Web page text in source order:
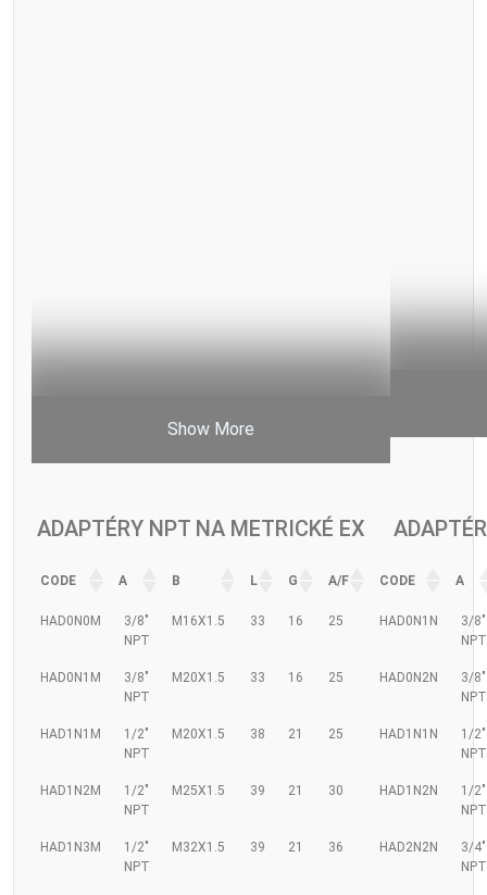
ADAPTÉRY NPT NA METRICKÉ EX
CODE A B L G A/F
HAD0N0M
3/8"
NPT
M16X1.5 33 16 25
HAD0N1M
3/8"
NPT
M20X1.5 33 16 25
HAD1N1M
1/2"
NPT
M20X1.5 38 21 25
HAD1N2M
1/2"
NPT
M25X1.5 39 21 30
HAD1N3M
1/2"
NPT
M32X1.5 39 21 36
CODE A
HAD0N1N
3/8"
NPT
HAD0N2N
3/8"
NPT
HAD1N1N
1/2"
NPT
HAD1N2N
1/2"
NPT
HAD2N2N
3/4"
NPT